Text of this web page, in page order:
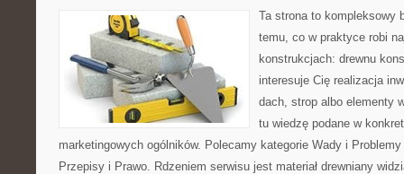
Ta strona to kompleksowy
temu, co w praktyce robi
konstrukcjach: drewnu
interesuje Cię realizacja
dach, strop albo elementy
tu wiedzę podane w
marketingowych ogólników. Polecamy kategorie Wady i
Przepisy i Prawo. Rdzeniem serwisu jest materiał drewniany